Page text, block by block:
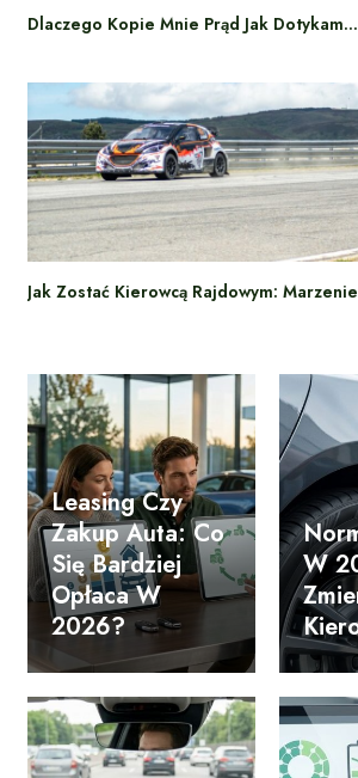
Dlaczego Kopie Mnie Prąd Jak Dotykam…
Jak Zostać Kierowcą Rajdowym:
Leasing Czy
Zakup Auta: Co
Się Bardziej
Opłaca W
2026?
W